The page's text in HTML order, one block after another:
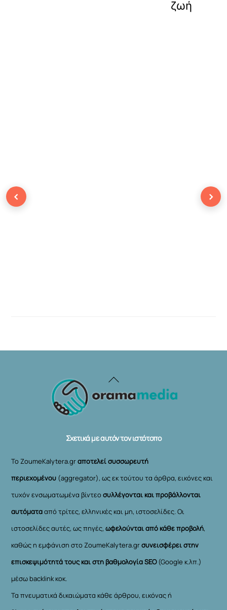
ζωή
Back
To
Σχετικά με αυτόν τον ιστότοπο
Το ZoumeKalytera.grαποτελεί συσσωρευτή
περιεχομένου (aggregator), ως εκ τούτου τα άρθρα, εικόνες και
τυχόν ενσωματωμένα βίντεοσυλλέγονται και προβάλλονται
αυτόματααπό τρίτες, ελληνικές και μη, ιστοσελίδες. Οι
ιστοσελίδες αυτές, ως πηγές,ωφελούνται από κάθε προβολή,
καθώς η εμφάνιση στο ZoumeKalytera.grσυνεισφέρει στην
επισκεψιμότητά τους και στη βαθμολογία SEO(Google κ.λπ.)
μέσω backlink κοκ.
Τα πνευματικά δικαιώματα κάθε άρθρου, εικόνας ή
‹ ›